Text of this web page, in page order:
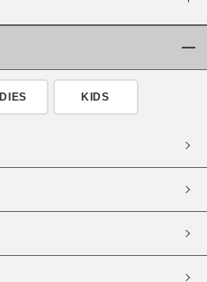
KIDS